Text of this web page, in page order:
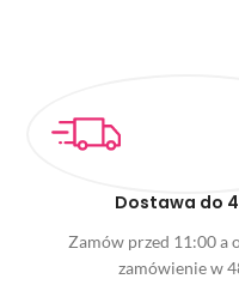
Dostawa do
Zamów przed 11:00 a
zamówienie w